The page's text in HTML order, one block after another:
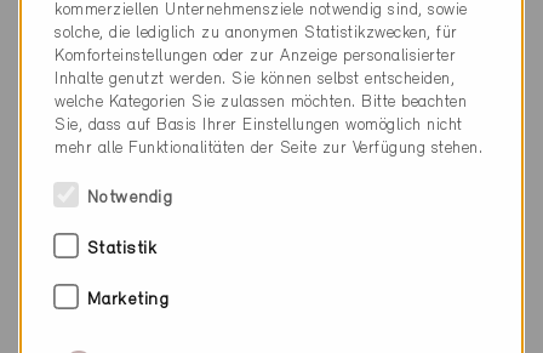
Kategorie
Ausführung
Gebäudehülle, Fassade, Dach
kommerziellen Unternehmensziele notwendig sind, sowie
solche, die lediglich zu anonymen Statistikzwecken, für
Komforteinstellungen oder zur Anzeige personalisierter
Inhalte genutzt werden. Sie können selbst entscheiden,
welche Kategorien Sie zulassen möchten. Bitte beachten
Sie, dass auf Basis Ihrer Einstellungen womöglich nicht
mehr alle Funktionalitäten der Seite zur Verfügung stehen.
Notwendig
Statistik
Marketing